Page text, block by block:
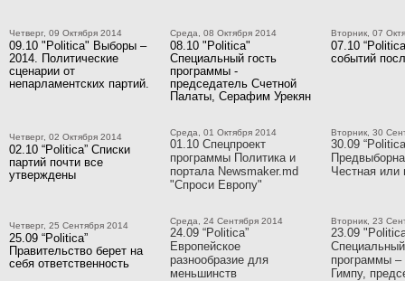
Четверг, 09 Октября 2014
09.10 "Politica" Выборы –
2014. Политические
сценарии от
непарламентских партий.
Среда, 08 Октября 2014
08.10 "Politica"
Специальный гость
программы -
председатель Счетной
Палаты, Серафим Урекян
Вторник, 07
07.10
событий
Четверг, 02 Октября 2014
02.10 “Politica” Списки
партий почти все
утверждены
Среда, 01 Октября 2014
01.10 Спецпроект
программы Политика и
портала Newsmaker.md
"Спроси Европу"
Вторник, 30
30.09
Честная или
Четверг, 25 Сентября 2014
25.09 “Politica”
Правительство берет на
себя ответственность
Среда, 24 Сентября 2014
24.09 “Politica”
Европейское
разнообразие для
меньшинств
Вторник, 23
23.09
Специальный
программы
Гимпу,